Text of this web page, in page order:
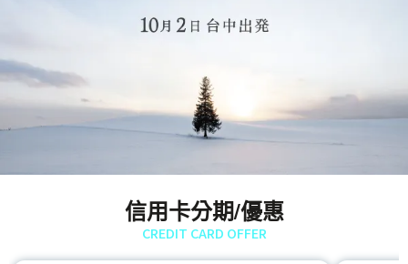
信用卡分期/優惠
CREDIT CARD OFFER